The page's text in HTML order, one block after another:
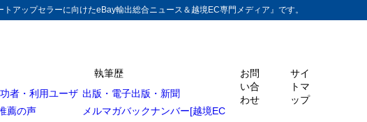
アップセラーに向けたeBay輸出総合ニュース＆越境EC専門メディア』です。
者・利用ユーザ
薦の声
執筆歴
出版・電子出版・新聞
メルマガバックナンバー[越境EC
お問
い合
わせ
サイ
トマ
ップ
チユーザー・アカウントア
存版］